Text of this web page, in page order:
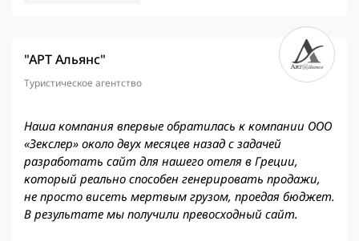
"АРТ Альянс"
Туристическое агентство
Наша компания впервые обратилась к компании ООО
«Зекслер» около двух месяцев назад с задачей
разработать сайт для нашего отеля в Греции,
который реально способен генерировать продажи,
не просто висеть мертвым грузом, проедая бюджет.
В результате мы получили превосходный сайт.